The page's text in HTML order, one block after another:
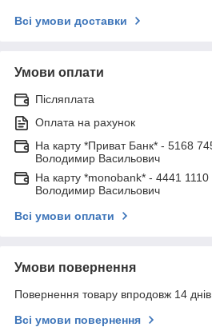
Всі умови доставки
Умови оплати
Післяплата
Оплата на рахунок
На карту *Приват Банк* - 5168
Володимир Васильович
На карту *monobank* - 4441
Володимир Васильович
Всі умови оплати
Умови повернення
Повернення товару впродовж 14
Всі умови повернення